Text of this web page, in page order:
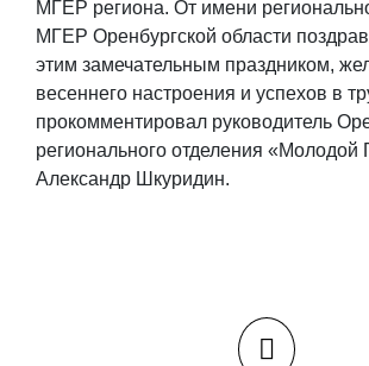
МГЕР региона. От имени
МГЕР Оренбургской области
этим замечательным праздником,
весеннего настроения и успехов в
прокомментировал руководитель
регионального отделения «Молодой
Александр Шкуридин.